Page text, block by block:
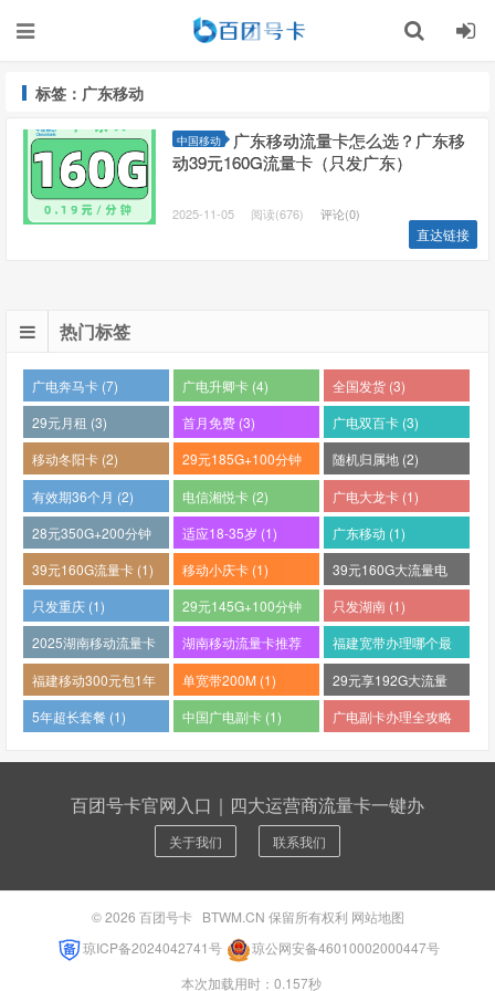
标签：广东移动
中国移动
广东移动流量卡怎么选？广东移
动39元160G流量卡（只发广东）
2025-11-05 阅读(676) 评论(0)
直达链接
热门标签
广电奔马卡 (7) 广电升卿卡 (4)
全国发货 (3)
29元月租 (3)
首月免费 (3)
广电双百卡 (3)
移动冬阳卡 (2)
29元185G+100分钟
(2)
随机归属地 (2)
有效期36个月 (2)
电信湘悦卡 (2)
广电大龙卡 (1)
28元350G+200分钟
(1)
适应18-35岁 (1)
广东移动 (1)
39元160G流量卡 (1)
移动小庆卡 (1)
39元160G大流量电
话卡 (1)
只发重庆 (1)
29元145G+100分钟
(1)
只发湖南 (1)
2025湖南移动流量卡
哪个好 (1)
湖南移动流量卡推荐
(1)
福建宽带办理哪个最
便宜 (1)
福建移动300元包1年
(1)
单宽带200M (1)
29元享192G大流量
(1)
5年超长套餐 (1) 中国广电副卡 (1)
广电副卡办理全攻略
百团号卡官网入口｜四大运营商流量卡一键办
关于我们 联系我们
© 2026 百团号卡BTWM.CN 保留所有权利 网站地图
琼ICP备2024042741号
琼公网安备46010002000447号
本次加载用时：0.157秒